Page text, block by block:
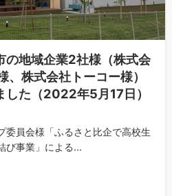
の地域企業2社様（株式会
、株式会社トーコー様）
した（2022年5月17日）
委員会様「ふるさと比企で高校生
び事業」による...